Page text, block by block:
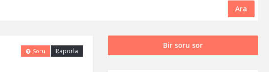
Ara
Raporla
Soru
Bir soru sor